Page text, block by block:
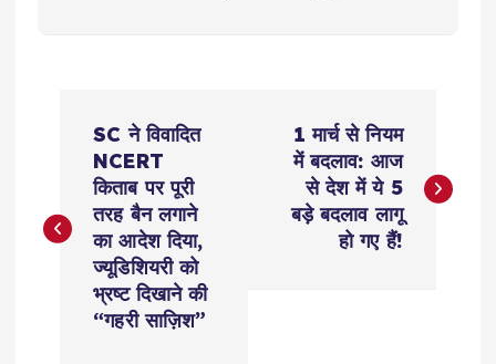
s
SC ने विवादित
NCERT
किताब पर पूरी
तरह बैन लगाने
का आदेश दिया,
ज्यूडिशियरी को
भ्रष्ट दिखाने की
“गहरी साज़िश”
1 मार्च से नियम
में बदलाव: आज
से देश में ये 5
बड़े बदलाव लागू
हो गए हैं!